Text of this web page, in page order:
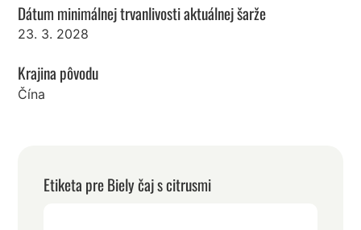
Dátum minimálnej trvanlivosti aktuálnej šarže
23. 3. 2028
Krajina pôvodu
Čína
Etiketa pre Biely čaj s citrusmi